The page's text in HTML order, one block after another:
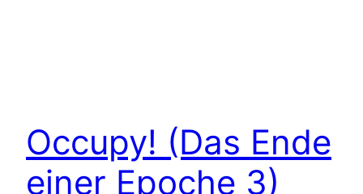
Occupy! (Das Ende
einer Epoche 3)